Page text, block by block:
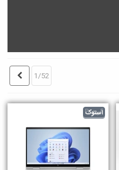
1/52
گرید B
استوک